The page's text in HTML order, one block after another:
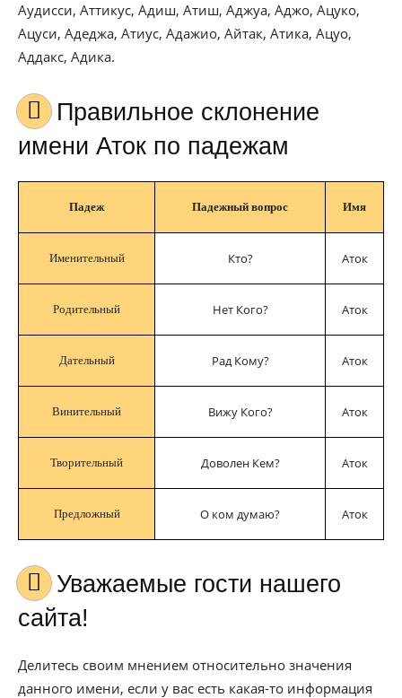
Аудисси, Аттикус, Адиш, Атиш, Аджуа, Аджо, Ацуко,
Ацуси, Адеджа, Атиус, Адажио, Айтак, Атика, Ацуо,
Аддакс, Адика.
Правильное склонение
имени Аток по падежам
Падеж Падежный вопрос Имя
Именительный Кто? Аток
Родительный Нет Кого? Аток
Дательный Рад Кому? Аток
Винительный Вижу Кого? Аток
Творительный Доволен Кем? Аток
Предложный О ком думаю? Аток
Уважаемые гости нашего
сайта!
Делитесь своим мнением относительно значения
данного имени, если у вас есть какая-то информация